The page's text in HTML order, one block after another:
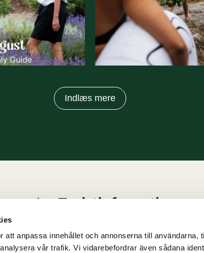
att anpassa innehållet och annonserna till användarna,
vår trafik. Vi vidarebefordrar även sådana
Indlæs mere
Turistinformation
Privatlivspolitik &